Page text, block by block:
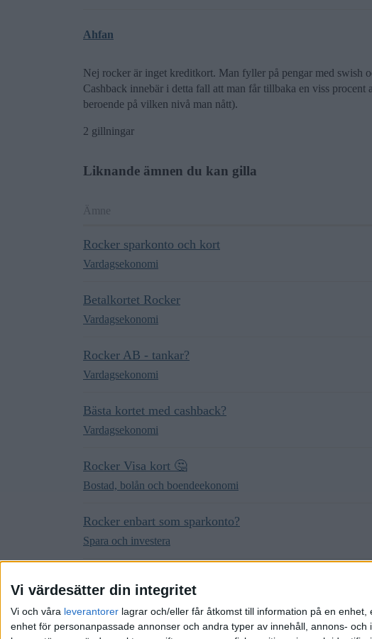
Vi värdesätter din integritet
Vi och våra leverantorer lagrar och/eller får åtkomst till information på en
enhet för personanpassade annonser och andra typer av innehåll, annons-
Ahfan
Nej rocker är inget kreditkort. Man fyller på pengar med swish
Cashback innebär i detta fall att man får tillbaka en viss
beroende på vilken nivå man nått).
2 gillningar
Liknande ämnen du kan gilla
Ämne
Rocker sparkonto och kort
Vardagsekonomi
Betalkortet Rocker
Vardagsekonomi
Rocker AB - tankar?
Vardagsekonomi
Bästa kortet med cashback?
Vardagsekonomi
Rocker Visa kort 🤔
Bostad, bolån och boendeekonomi
Rocker enbart som sparkonto?
Spara och investera
Spara och investera